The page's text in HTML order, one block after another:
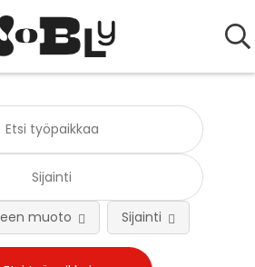
muoto Sijainti